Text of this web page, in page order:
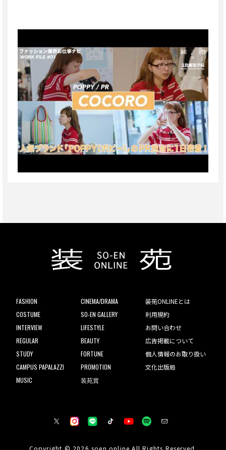
FASHION
COSTUME
INTERVIEW
REGULAR
STUDY
CAMPUS PAPALAZZI
MUSIC
CINEMA/DRAMA
SO-EN GALLERY
LIFESTYLE
BEAUTY
FORTUNE
PROMOTION
装苑賞
装苑ONLINEとは
利用規約
お問い合わせ
広告掲載について
個人情報のお取り扱い
文化出版局
Copyright © 2026 soen online All Rights Reserved.